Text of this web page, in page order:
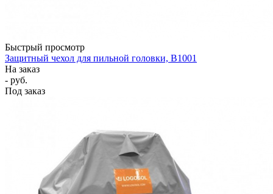
Быстрый просмотр
Защитный чехол для пильной головки, B1001
На заказ
- руб.
Под заказ